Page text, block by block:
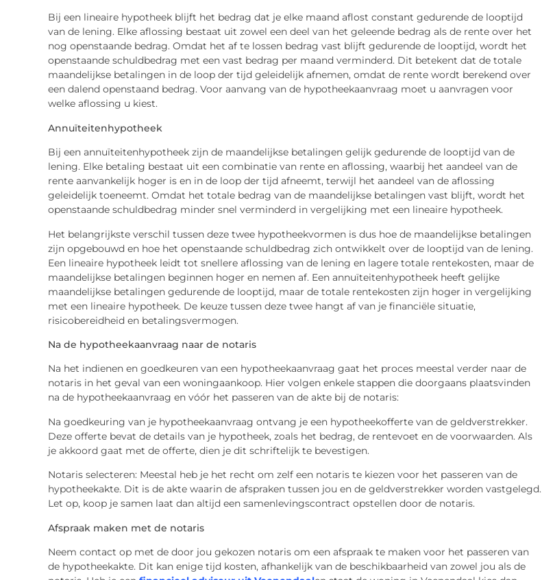
Bij een lineaire hypotheek blijft het bedrag dat je elke maand aflost constant gedurende de looptijd
van de lening. Elke aflossing bestaat uit zowel een deel van het geleende bedrag als de rente over het
nog openstaande bedrag. Omdat het af te lossen bedrag vast blijft gedurende de looptijd, wordt het
openstaande schuldbedrag met een vast bedrag per maand verminderd. Dit betekent dat de totale
maandelijkse betalingen in de loop der tijd geleidelijk afnemen, omdat de rente wordt berekend over
een dalend openstaand bedrag. Voor aanvang van de hypotheekaanvraag moet u aanvragen voor
welke aflossing u kiest.
Annuïteitenhypotheek
Bij een annuïteitenhypotheek zijn de maandelijkse betalingen gelijk gedurende de looptijd van de
lening. Elke betaling bestaat uit een combinatie van rente en aflossing, waarbij het aandeel van de
rente aanvankelijk hoger is en in de loop der tijd afneemt, terwijl het aandeel van de aflossing
geleidelijk toeneemt. Omdat het totale bedrag van de maandelijkse betalingen vast blijft, wordt het
openstaande schuldbedrag minder snel verminderd in vergelijking met een lineaire hypotheek.
Het belangrijkste verschil tussen deze twee hypotheekvormen is dus hoe de maandelijkse betalingen
zijn opgebouwd en hoe het openstaande schuldbedrag zich ontwikkelt over de looptijd van de lening.
Een lineaire hypotheek leidt tot snellere aflossing van de lening en lagere totale rentekosten, maar de
maandelijkse betalingen beginnen hoger en nemen af. Een annuïteitenhypotheek heeft gelijke
maandelijkse betalingen gedurende de looptijd, maar de totale rentekosten zijn hoger in vergelijking
met een lineaire hypotheek. De keuze tussen deze twee hangt af van je financiële situatie,
risicobereidheid en betalingsvermogen.
Na de hypotheekaanvraag naar de notaris
Na het indienen en goedkeuren van een hypotheekaanvraag gaat het proces meestal verder naar de
notaris in het geval van een woningaankoop. Hier volgen enkele stappen die doorgaans plaatsvinden
na de hypotheekaanvraag en vóór het passeren van de akte bij de notaris:
Na goedkeuring van je hypotheekaanvraag ontvang je een hypotheekofferte van de geldverstrekker.
Deze offerte bevat de details van je hypotheek, zoals het bedrag, de rentevoet en de voorwaarden. Als
je akkoord gaat met de offerte, dien je dit schriftelijk te bevestigen.
Notaris selecteren: Meestal heb je het recht om zelf een notaris te kiezen voor het passeren van de
hypotheekakte. Dit is de akte waarin de afspraken tussen jou en de geldverstrekker worden vastgelegd.
Let op, koop je samen laat dan altijd een samenlevingscontract opstellen door de notaris.
Afspraak maken met de notaris
Neem contact op met de door jou gekozen notaris om een afspraak te maken voor het passeren van
de hypotheekakte. Dit kan enige tijd kosten, afhankelijk van de beschikbaarheid van zowel jou als de